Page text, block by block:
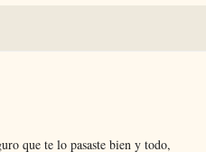
que te lo pasaste bien y todo,